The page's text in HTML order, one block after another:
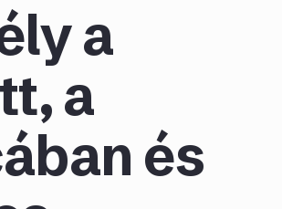
a
a
és